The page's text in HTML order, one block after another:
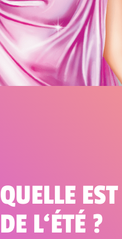
QUELLE
DE L‘ÉTÉ ?